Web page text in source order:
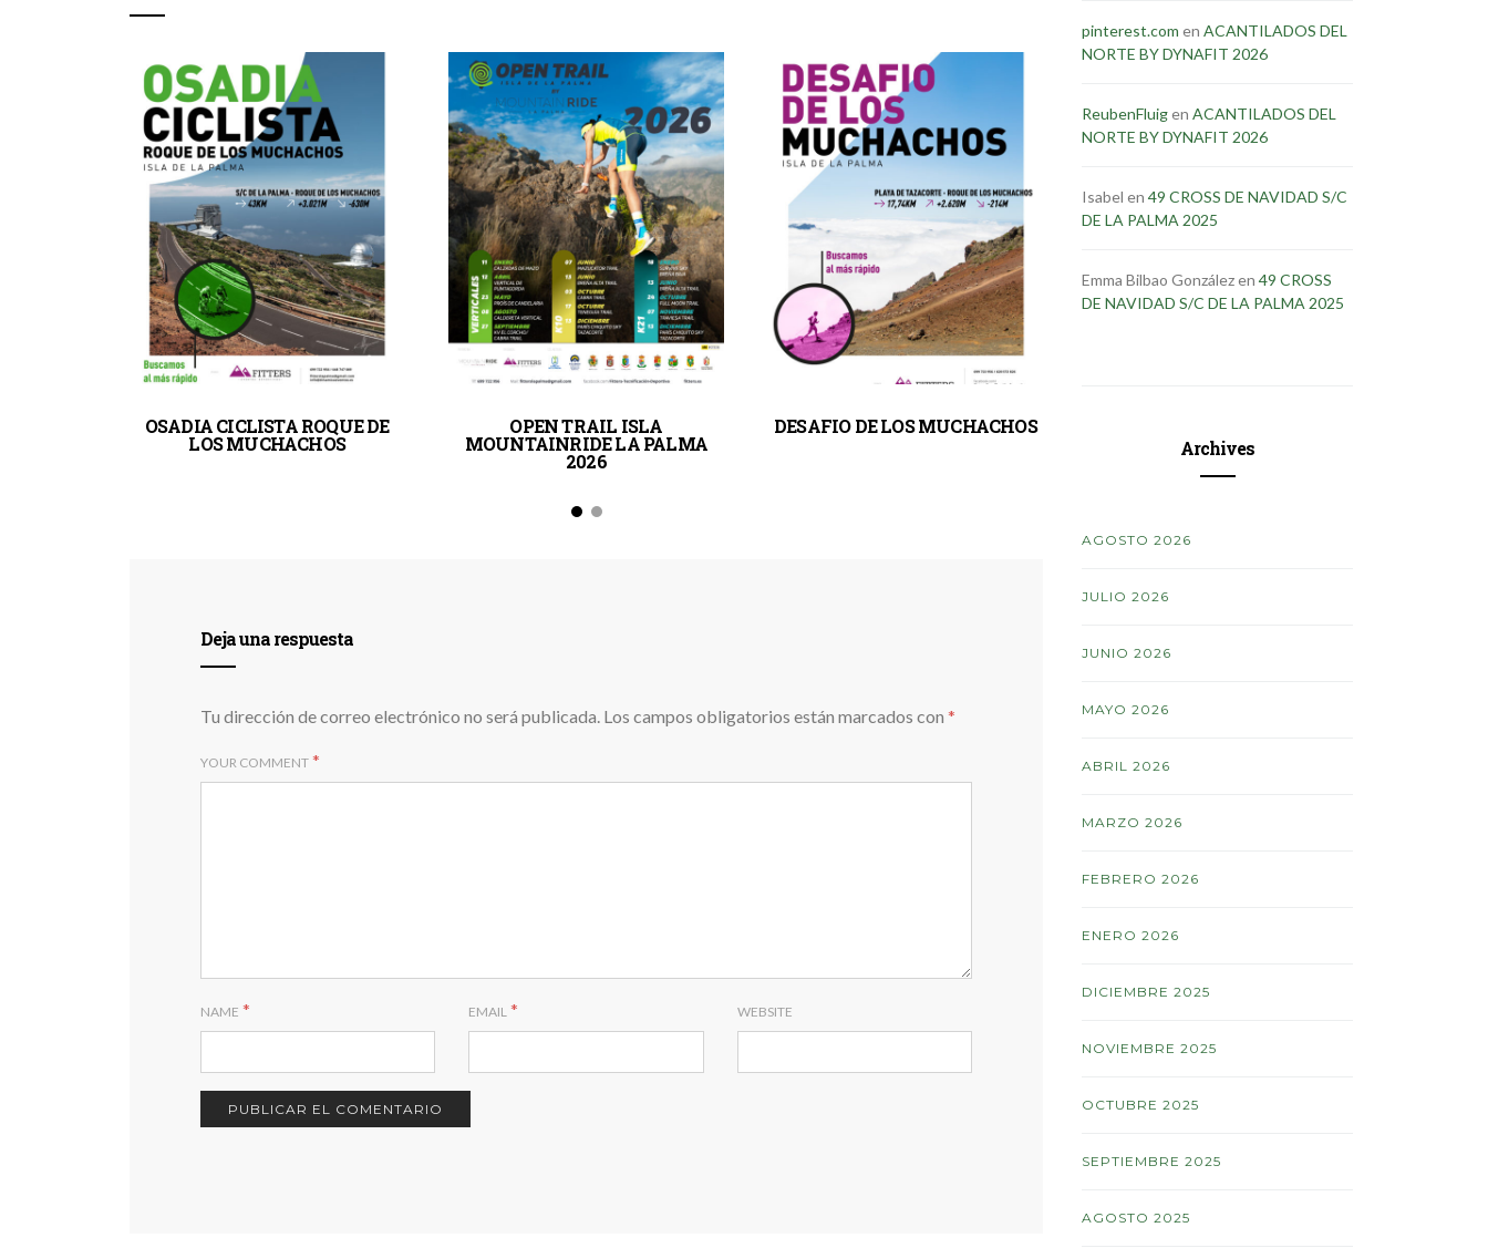
OSADIA CICLISTA ROQUE DE
LOS MUCHACHOS
OPEN TRAIL ISLA
MOUNTAINRIDE LA PALMA
2026
DESAFIO DE LOS MUCHACHOS
Deja una respuesta
Tu dirección de correo electrónico no será publicada. Los campos obligatorios están marcados con *
YOUR COMMENT *
NAME * EMAIL * WEBSITE
pinterest.com en ACANTILADOS DEL
NORTE BY DYNAFIT 2026
ReubenFluigen ACANTILADOS DEL
NORTE BY DYNAFIT 2026
Isabel en 49 CROSS DE NAVIDAD S/C
DE LA PALMA 2025
Emma Bilbao Gonzálezen 49 CROSS
DE NAVIDAD S/C DE LA PALMA 2025
Archives
AGOSTO 2026
JULIO 2026
JUNIO 2026
MAYO 2026
ABRIL 2026
MARZO 2026
FEBRERO 2026
ENERO 2026
DICIEMBRE 2025
NOVIEMBRE 2025
OCTUBRE 2025
SEPTIEMBRE 2025
AGOSTO 2025